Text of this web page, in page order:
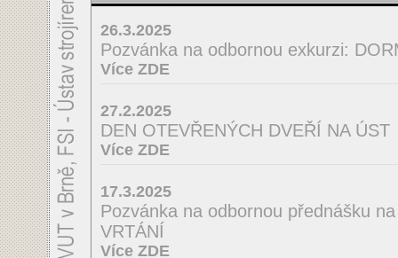
26.3.2025
Pozvánka na odbornou exkurzi:
Více ZDE
27.2.2025
DEN OTEVŘENÝCH DVEŘÍ NA ÚST
Více ZDE
17.3.2025
Pozvánka na odbornou přednášku
VRTÁNÍ
Více ZDE